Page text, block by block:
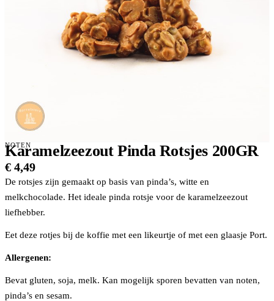
NOTEN
Karamelzeezout Pinda Rotsjes 200GR
€ 4,49
De rotsjes zijn gemaakt op basis van pinda’s, witte en
melkchocolade. Het ideale pinda rotsje voor de karamelzeezout
liefhebber.
Eet deze rotjes bij de koffie met een likeurtje of met een glaasje Port.
Allergenen:
Bevat gluten, soja, melk. Kan mogelijk sporen bevatten van noten,
pinda’s en sesam.